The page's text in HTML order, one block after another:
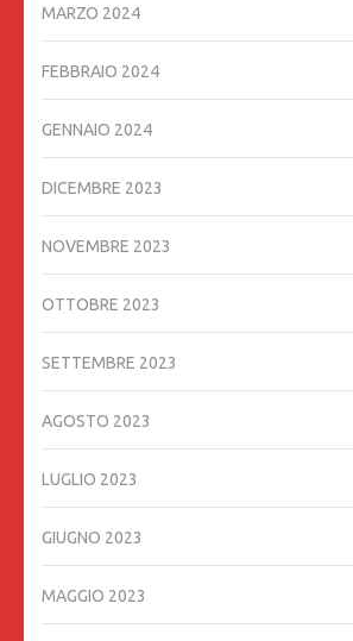
MARZO 2024
FEBBRAIO 2024
GENNAIO 2024
DICEMBRE 2023
NOVEMBRE 2023
OTTOBRE 2023
SETTEMBRE 2023
AGOSTO 2023
LUGLIO 2023
GIUGNO 2023
MAGGIO 2023